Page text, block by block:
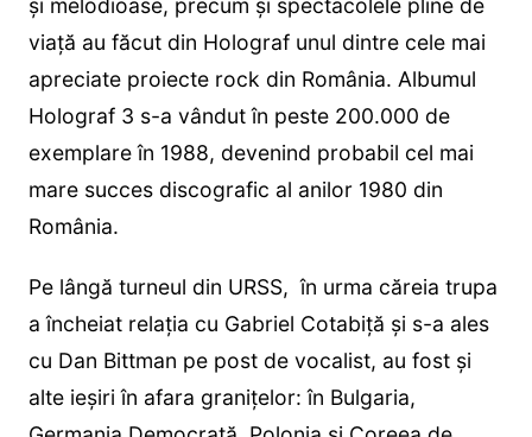
și melodioase, precum și spectacolele pline de
viață au făcut din Holograf unul dintre cele mai
apreciate proiecte rock din România. Albumul
Holograf 3 s-a vândut în peste 200.000 de
exemplare în 1988, devenind probabil cel mai
mare succes discografic al anilor 1980 din
România.
Pe lângă turneul din URSS, în urma căreia trupa
a încheiat relația cu Gabriel Cotabiță și s-a ales
cu Dan Bittman pe post de vocalist, au fost și
alte ieșiri în afara granițelor: în Bulgaria,